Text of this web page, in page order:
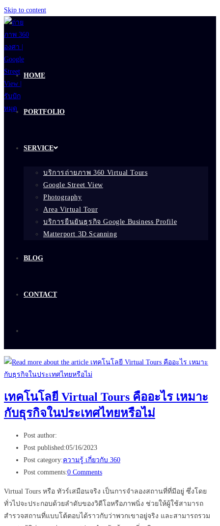
Skip to content
HOME
PORTFOLIO
SERVICE
บริการถ่ายภาพ 360 Virtual Tours
Google Street View
Photography
Area Virtual Tour
บริการยืนยันธุรกิจ Google Business Profile
Matterport 3D Scanning
BLOG
CONTACT
เทคโนโลยี Virtual Tours คืออะไร เหมาะ
กับธุรกิจในประเทศไทยหรือไม่
Post author:
Post published:05/16/2023
Post category:ความรู้ เกี่ยวกับ 360
Post comments:0 Comments
Virtual Tours หรือ ทัวร์เสมือนจริง เป็นการจำลองสถานที่ที่มีอยู่ ซึ่งโดย
ทั่วไปจะประกอบด้วยลำดับของวิดีโอหรือภาพนิ่ง ช่วยให้ผู้ใช้สามารถ
สำรวจสถานที่แบบโต้ตอบได้ราวกับว่าพวกเขาอยู่จริง และสามารถรวม